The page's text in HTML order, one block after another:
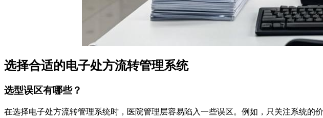
选择合适的电子处方流转管理系统
选型误区有哪些？
在选择电子处方流转管理系统时，医院管理层容易陷入一些误区。例如，只关注系统